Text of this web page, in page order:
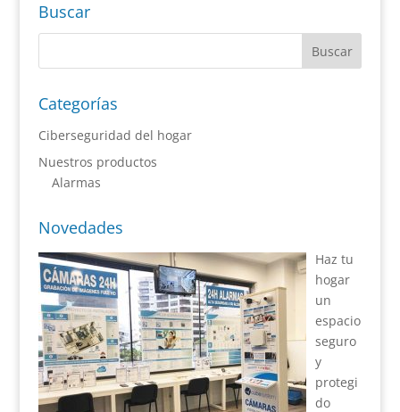
Buscar
Categorías
Ciberseguridad del hogar
Nuestros productos
Alarmas
Novedades
Haz tu
hogar
un
espacio
seguro
y
protegi
do